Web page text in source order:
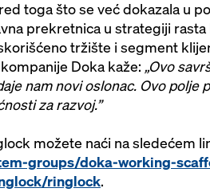
toga što se već dokazala u
prekretnica u strategiji
tržište i segment
Doka kaže: „Ovo
nam novi oslonac. Ovo polje
za razvoj.”
možete naći na sledećem
groups/doka-working-
ringlock.